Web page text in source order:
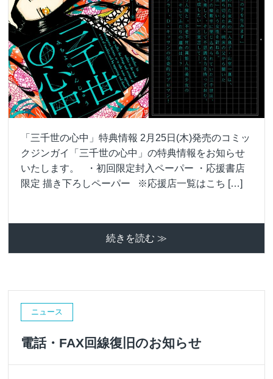
「三千世の心中」特典情報 2月25日(木)発売のコミッ
クジンガイ「三千世の心中」の特典情報をお知らせ
いたします。 ・初回限定封入ペーパー ・応援書店
限定 描き下ろしペーパー ※応援店一覧はこち […]
続きを読む ≫
ニュース
電話・FAX回線復旧のお知らせ